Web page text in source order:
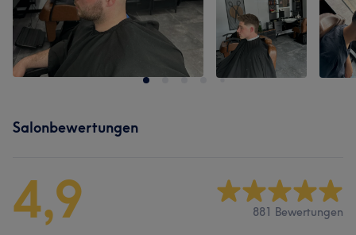
Salonbewertungen
4,9 881 Bewertungen